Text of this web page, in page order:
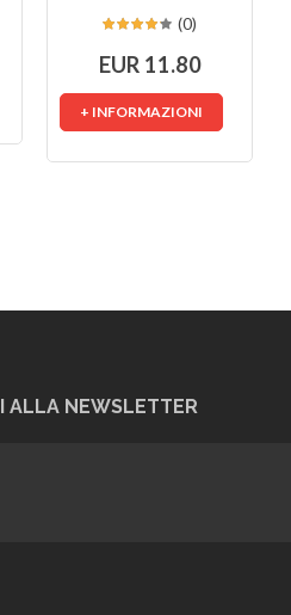
(0)
EUR 11.80
+ INFORMAZIONI
ALLA NEWSLETTER